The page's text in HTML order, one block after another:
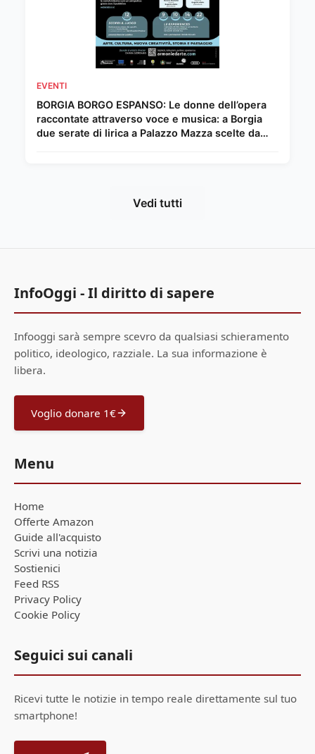
EVENTI
BORGIA BORGO ESPANSO: Le donne dell’opera
raccontate attraverso voce e musica: a Borgia
due serate di lirica a Palazzo Mazza scelte da
Vedi tutti
InfoOggi - Il diritto di sapere
Infooggi sarà sempre scevro da qualsiasi schieramento
politico, ideologico, razziale. La sua informazione è
libera.
Voglio donare 1€
Menu
Home
Offerte Amazon
Guide all'acquisto
Scrivi una notizia
Sostienici
Feed RSS
Privacy Policy
Cookie Policy
Seguici sui canali
Ricevi tutte le notizie in tempo reale direttamente sul tuo
smartphone!